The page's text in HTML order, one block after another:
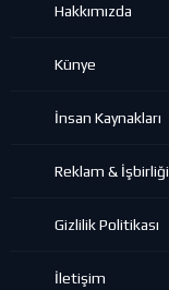
Hakkımızda
Künye
İnsan Kaynakları
Reklam & İşbirliği
Gizlilik Politikası
İletişim